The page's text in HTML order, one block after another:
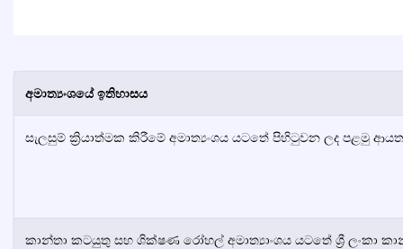
අමාත්‍යංශයේ ඉතිහාසය
සැලසුම් ක්‍රියාත්මක කිරීමේ අමාත්‍යංශය යටතේ පිහිටුවන ලද පළමු
කාන්තා කටයුතු සහ ශික්ෂණ රෝහල් අමාත්‍යාංශය යටතේ ශ්‍රී ලංකා